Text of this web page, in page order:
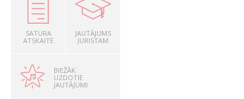
SATURA
ATSKAITE
JAUTĀJUMS
JURISTAM
BIEŽĀK
UZDOTIE
JAUTĀJUMI